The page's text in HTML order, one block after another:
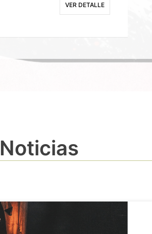
VER DETALLE
Noticias